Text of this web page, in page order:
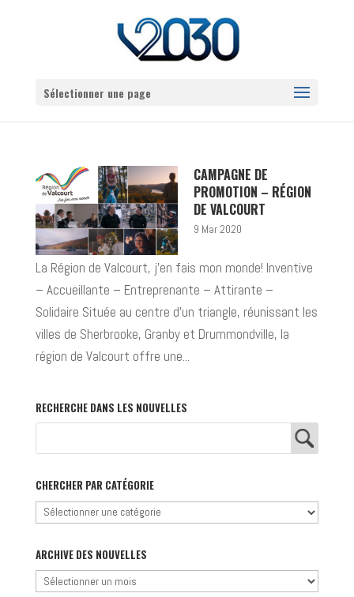
Sélectionner une page
CAMPAGNE DE
PROMOTION – RÉGION
DE VALCOURT
9 Mar 2020
La Région de Valcourt, j’en fais mon monde! Inventive
– Accueillante – Entreprenante – Attirante –
Solidaire Située au centre d’un triangle, réunissant les
villes de Sherbrooke, Granby et Drummondville, la
région de Valcourt offre une...
RECHERCHE DANS LES NOUVELLES
CHERCHER PAR CATÉGORIE
Chercher
catégorie
ARCHIVE DES NOUVELLES
Archive